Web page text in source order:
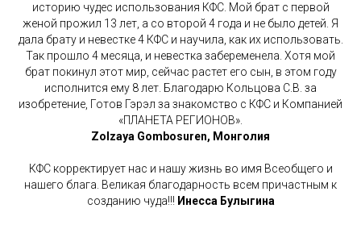
историю чудес использования КФС. Мой брат с первой
женой прожил 13 лет, а со второй 4 года и не было детей. Я
дала брату и невестке 4 КФС и научила, как их использовать.
Так прошло 4 месяца, и невестка забеременела. Хотя мой
брат покинул этот мир, сейчас растет его сын, в этом году
исполнится ему 8 лет. Благодарю Кольцова С.В. за
изобретение, Готов Гэрэл за знакомство с КФС и Компанией
«ПЛАНЕТА РЕГИОНОВ».
Zolzaya Gombosuren, Монголия
КФС корректирует нас и нашу жизнь во имя Всеобщего и
нашего блага. Великая благодарность всем причастным к
созданию чуда!!! Инесса Булыгина